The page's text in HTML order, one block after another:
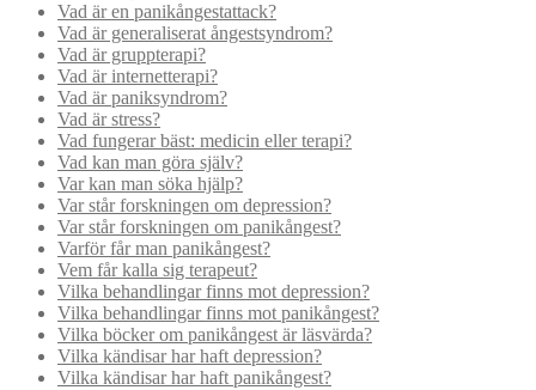
Vad är en panikångestattack?
Vad är generaliserat ångestsyndrom?
Vad är gruppterapi?
Vad är internetterapi?
Vad är paniksyndrom?
Vad är stress?
Vad fungerar bäst: medicin eller terapi?
Vad kan man göra själv?
Var kan man söka hjälp?
Var står forskningen om depression?
Var står forskningen om panikångest?
Varför får man panikångest?
Vem får kalla sig terapeut?
Vilka behandlingar finns mot depression?
Vilka behandlingar finns mot panikångest?
Vilka böcker om panikångest är läsvärda?
Vilka kändisar har haft depression?
Vilka kändisar har haft panikångest?